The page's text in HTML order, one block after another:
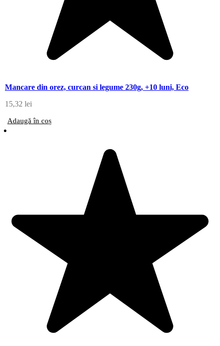
Mancare din orez, curcan si legume 230g, +10 luni, Eco
15,32 lei
Adaugă în coș